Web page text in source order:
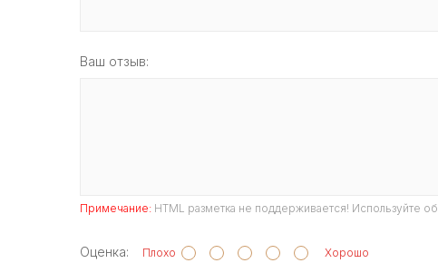
Ваш отзыв:
Примечание: HTML разметка не поддерживается! Используйте
Оценка: Плохо Хорошо